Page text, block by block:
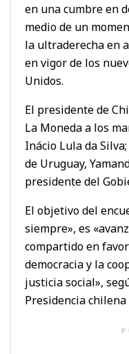
en una cumbre en
medio de un
la ultraderecha en
en vigor de los
Unidos.
El presidente de
La Moneda a los
Inácio Lula da
de Uruguay,
presidente del
El objetivo del
siempre», es
compartido en
democracia y la
justicia social»,
Presidencia